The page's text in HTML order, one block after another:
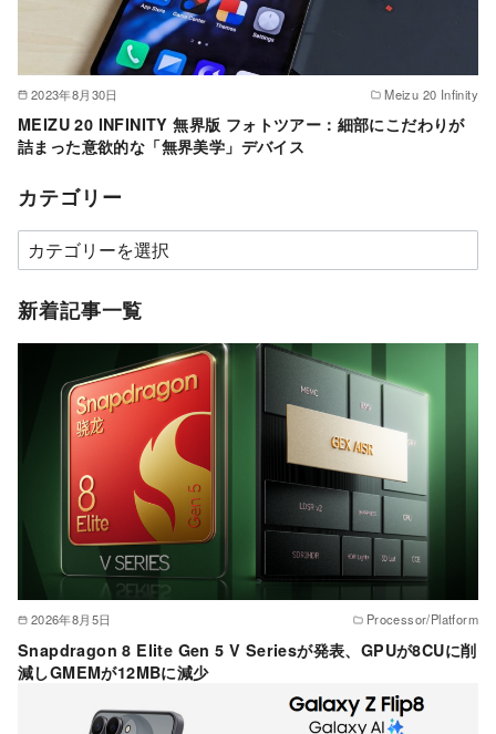
2023年8月30日 Meizu 20 Infinity
MEIZU 20 INFINITY 無界版 フォトツアー：細部にこだわりが
詰まった意欲的な「無界美学」デバイス
カテゴリー
カ
テ
ゴ
新着記事一覧
2026年8月5日 Processor/Platform
Snapdragon 8 Elite Gen 5 V Seriesが発表、GPUが8CUに削
減しGMEMが12MBに減少